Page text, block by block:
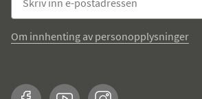
Om innhenting av personopplysninger